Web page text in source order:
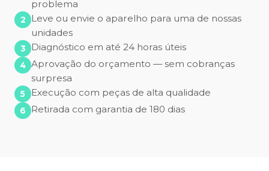
problema
Leve ou envie o aparelho para uma de nossas
unidades
Diagnóstico em até 24 horas úteis
Aprovação do orçamento — sem cobranças
surpresa
Execução com peças de alta qualidade
Retirada com garantia de 180 dias